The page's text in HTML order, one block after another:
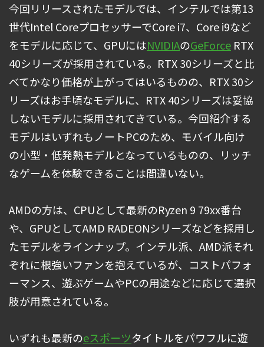
今回リリースされたモデルでは、インテルでは第13
世代Intel CoreプロセッサーでCore i7、Core i9など
をモデルに応じて、GPUにはNVIDIAのGeForce RTX
40シリーズが採用されている。RTX 30シリーズと比
べてかなり価格が上がってはいるものの、RTX 30シ
リーズはお手頃なモデルに、RTX 40シリーズは妥協
しないモデルに採用されてきている。今回紹介する
モデルはいずれもノートPCのため、モバイル向け
の小型・低発熱モデルとなっているものの、リッチ
なゲームを体験できることは間違いない。
AMDの方は、CPUとして最新のRyzen 9 79xx番台
や、GPUとしてAMD RADEONシリーズなどを採用し
たモデルをラインナップ。インテル派、AMD派それ
ぞれに根強いファンを抱えているが、コストパフォ
ーマンス、遊ぶゲームやPCの用途などに応じて選択
肢が用意されている。
いずれも最新のeスポーツタイトルをパワフルに遊